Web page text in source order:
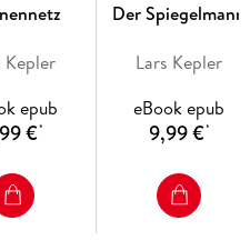
Kepler
epub
€*
Der Spiegelmann
Lars Kepler
eBook epub
9,99 €*